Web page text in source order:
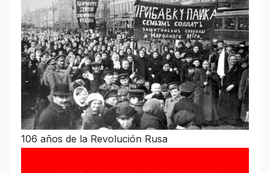
106 años de la Revolución Rusa